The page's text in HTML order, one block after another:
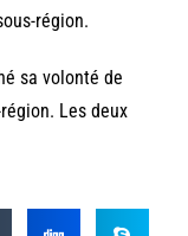
région.
sa volonté de
Les deux